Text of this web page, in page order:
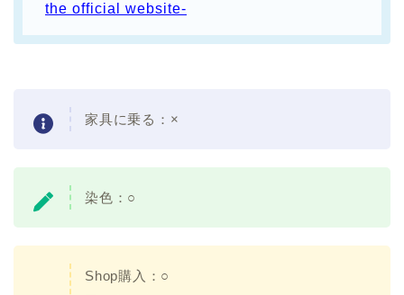
the official website-
家具に乗る：×
染色：○
Shop購入：○